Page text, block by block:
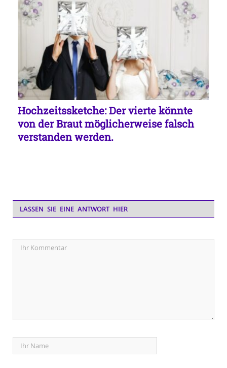
Hochzeitssketche: Der vierte könnte
von der Braut möglicherweise falsch
verstanden werden.
LASSEN SIE EINE ANTWORT HIER